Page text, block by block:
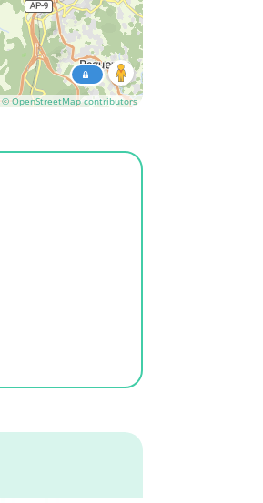
© OpenStreetMap contributors